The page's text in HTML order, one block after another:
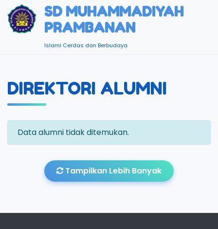
SD MUHAMMADIYAH
PRAMBANAN
Islami Cerdas dan Berbudaya
DIREKTORI ALUMNI
Data alumni tidak ditemukan.
Tampilkan Lebih Banyak